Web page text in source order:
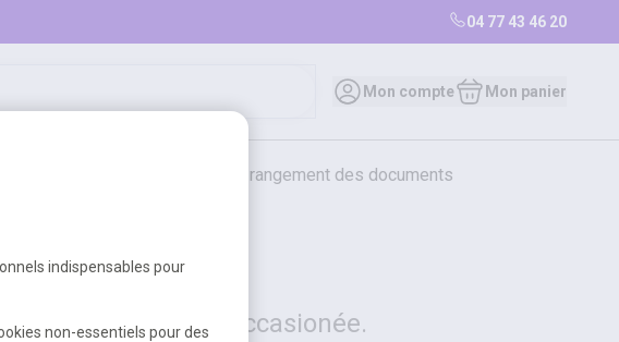
04 77 43 46 20
Mon compte Mon panier
bureautique et rangement des documents
& entretien
pour la gêne occasionée.
indispensables pour
non-essentiels pour des